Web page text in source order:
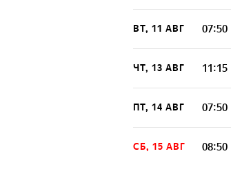
ВТ, 11 АВГ 07:50
ЧТ, 13 АВГ 11:15
ПТ, 14 АВГ 07:50
СБ, 15 АВГ 08:50